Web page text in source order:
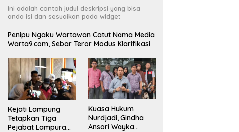
Ini adalah contoh judul deskripsi yang bisa
anda isi dan sesuaikan pada widget
Penipu Ngaku Wartawan Catut Nama Media
Warta9.com, Sebar Teror Modus Klarifikasi
Kejati Lampung
Tetapkan Tiga
Pejabat Lampura
Kuasa Hukum
Nurdjadi, Gindha
Ansori Wayka